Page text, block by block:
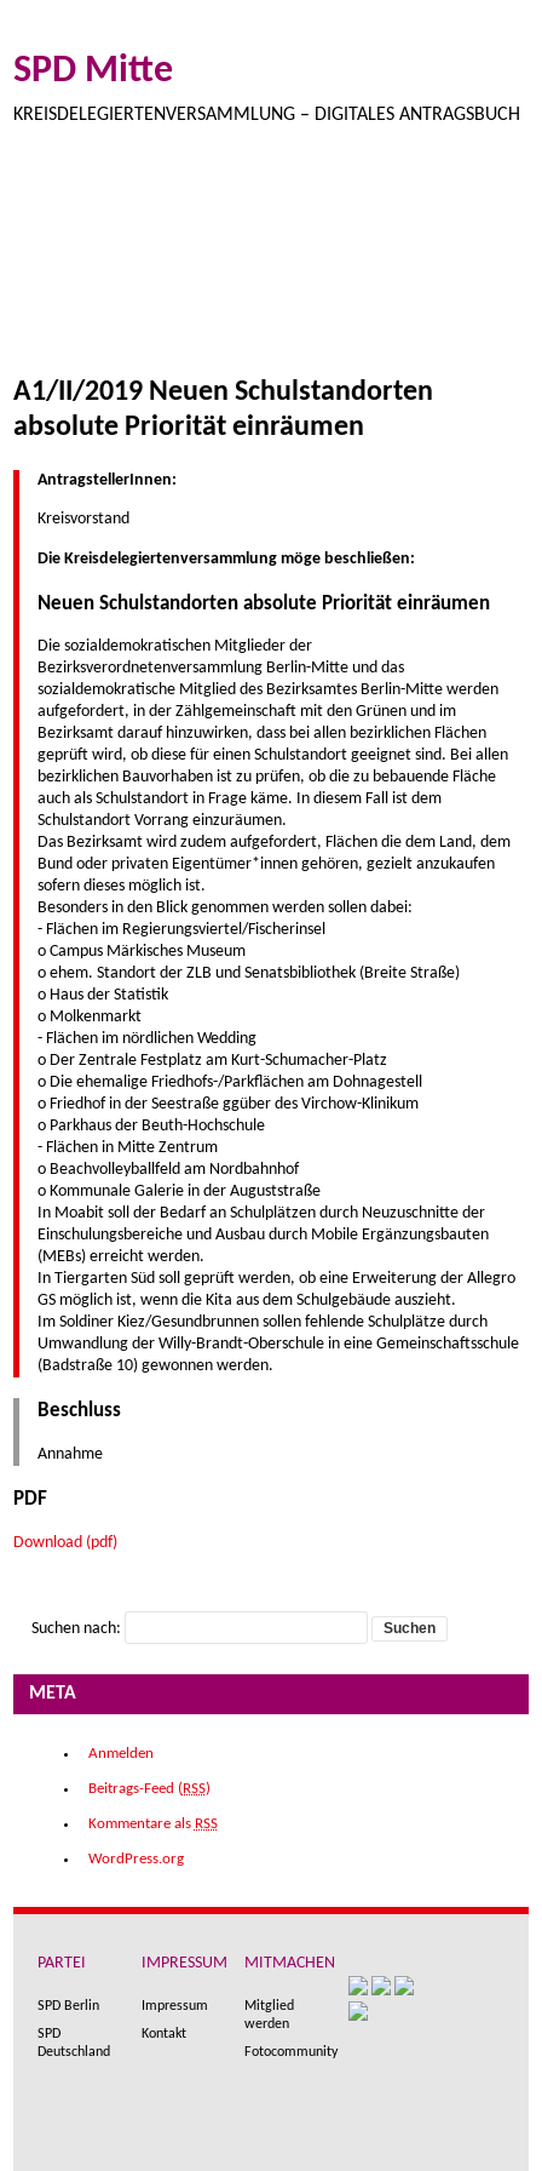
SPD Mitte
KREISDELEGIERTENVERSAMMLUNG – DIGITALES ANTRAGSBUCH
A1/II/2019 Neuen Schulstandorten
absolute Priorität einräumen
AntragstellerInnen:
Kreisvorstand
Die Kreisdelegiertenversammlung möge beschließen:
Neuen Schulstandorten absolute Priorität einräumen
Die sozialdemokratischen Mitglieder der
Bezirksverordnetenversammlung Berlin-Mitte und das
sozialdemokratische Mitglied des Bezirksamtes Berlin-Mitte werden
aufgefordert, in der Zählgemeinschaft mit den Grünen und im
Bezirksamt darauf hinzuwirken, dass bei allen bezirklichen Flächen
geprüft wird, ob diese für einen Schulstandort geeignet sind. Bei allen
bezirklichen Bauvorhaben ist zu prüfen, ob die zu bebauende Fläche
auch als Schulstandort in Frage käme. In diesem Fall ist dem
Schulstandort Vorrang einzuräumen.
Das Bezirksamt wird zudem aufgefordert, Flächen die dem Land, dem
Bund oder privaten Eigentümer*innen gehören, gezielt anzukaufen
sofern dieses möglich ist.
Besonders in den Blick genommen werden sollen dabei:
- Flächen im Regierungsviertel/Fischerinsel
o Campus Märkisches Museum
o ehem. Standort der ZLB und Senatsbibliothek (Breite Straße)
o Haus der Statistik
o Molkenmarkt
- Flächen im nördlichen Wedding
o Der Zentrale Festplatz am Kurt-Schumacher-Platz
o Die ehemalige Friedhofs-/Parkflächen am Dohnagestell
o Friedhof in der Seestraße ggüber des Virchow-Klinikum
o Parkhaus der Beuth-Hochschule
- Flächen in Mitte Zentrum
o Beachvolleyballfeld am Nordbahnhof
o Kommunale Galerie in der Auguststraße
In Moabit soll der Bedarf an Schulplätzen durch Neuzuschnitte der
Einschulungsbereiche und Ausbau durch Mobile Ergänzungsbauten
(MEBs) erreicht werden.
In Tiergarten Süd soll geprüft werden, ob eine Erweiterung der Allegro
GS möglich ist, wenn die Kita aus dem Schulgebäude auszieht.
Im Soldiner Kiez/Gesundbrunnen sollen fehlende Schulplätze durch
Umwandlung der Willy-Brandt-Oberschule in eine Gemeinschaftsschule
(Badstraße 10) gewonnen werden.
Beschluss
Annahme
PDF
Download (pdf)
Suchen nach:
META
Anmelden
Beitrags-Feed (RSS)
Kommentare als RSS
WordPress.org
PARTEI
SPD Berlin
SPD
Deutschland
IMPRESSUM
Impressum
Kontakt
MITMACHEN
Mitglied
werden
Fotocommunity